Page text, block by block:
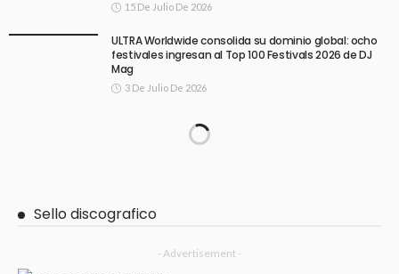
15 De Julio De 2026
ULTRA Worldwide consolida su dominio global: ocho
festivales ingresan al Top 100 Festivals 2026 de DJ
Mag
3 De Julio De 2026
Sello discografico
- Advertisement -